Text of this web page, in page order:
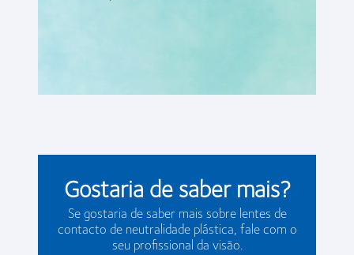
Gostaria de saber mais?
Se gostaria de saber mais sobre lentes de
contacto de neutralidade plástica, fale com o
seu profissional da visão.